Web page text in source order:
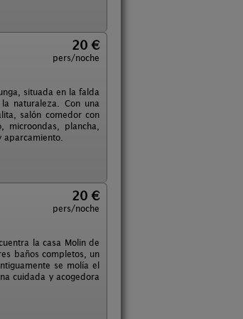
20 €
pers/noche
situada en la falda
naturaleza. Con una
salón comedor con
plancha,
20 €
pers/noche
la casa Molin de
baños completos, un
se molía el
cuidada y acogedora